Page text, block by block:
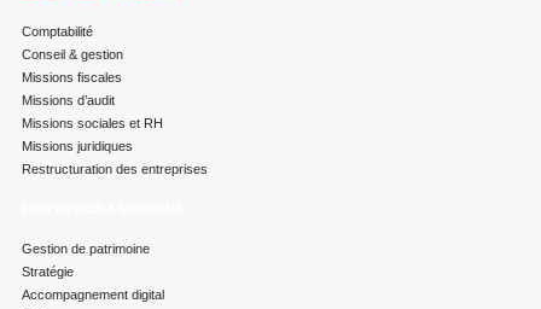
Comptabilité
Conseil & gestion
Missions fiscales
Missions d’audit
Missions sociales et RH
Missions juridiques
Restructuration des entreprises
Gestion de patrimoine
Stratégie
Accompagnement digital